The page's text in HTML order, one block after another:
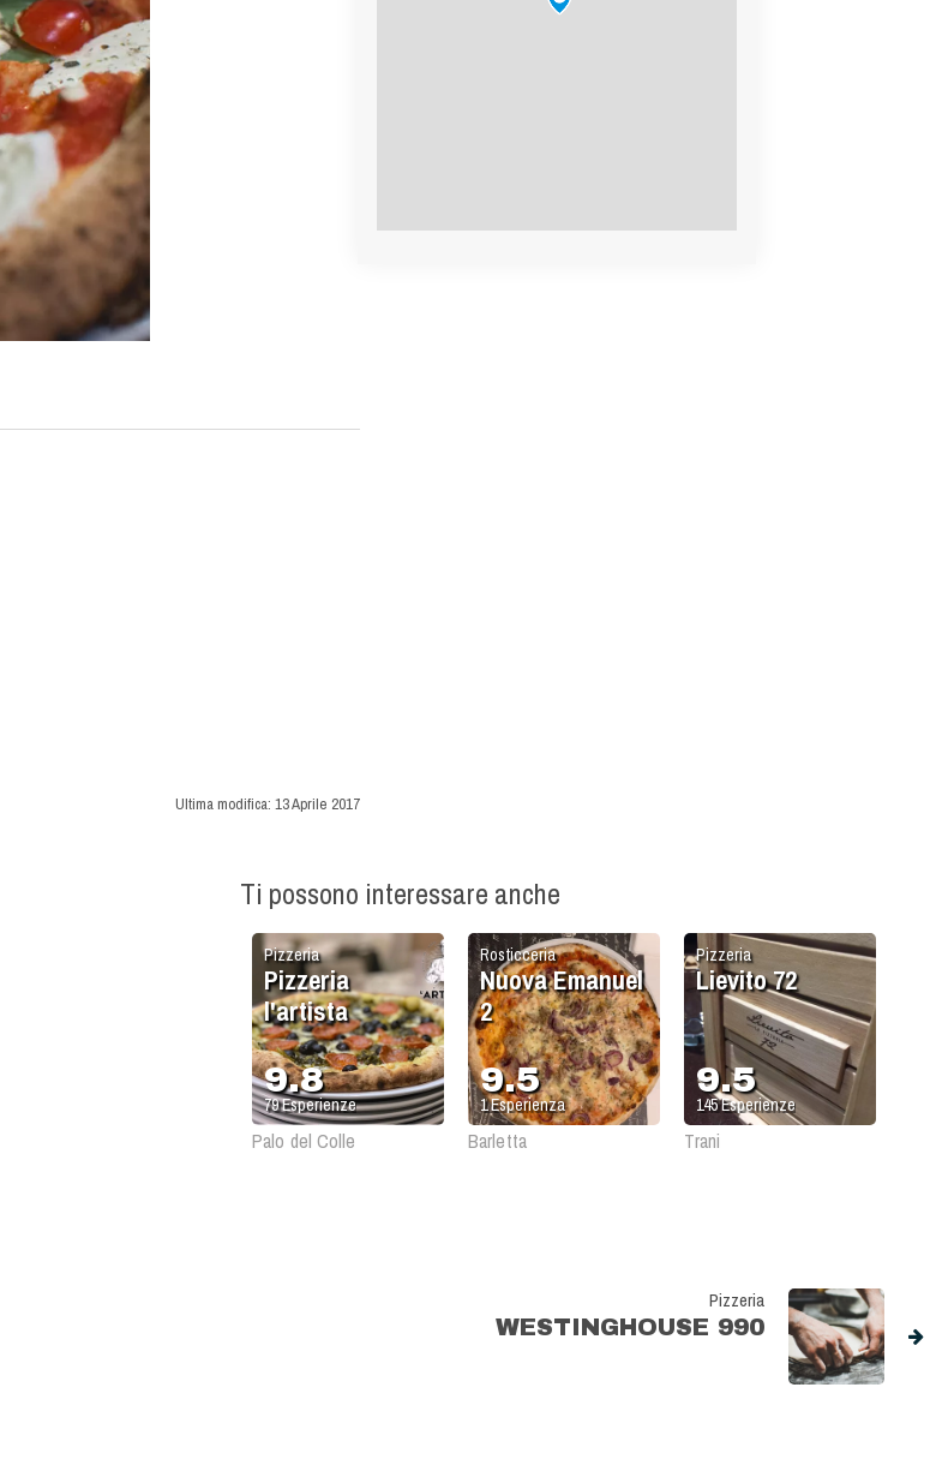
Ultima modifica: 13 Aprile 2017
Ti possono interessare anche
Pizzeria
Lievito 72
9.5
145Esperienze
Trani
Rosticceria
Nuova Emanuel
2
9.5
1Esperienza
Barletta
Pizzeria
Pizzeria
l'artista
9.8
79Esperienze
Palo del Colle
Pizzeria
WESTINGHOUSE 990